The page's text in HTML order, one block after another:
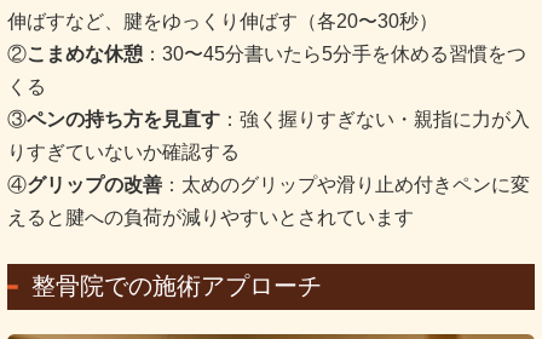
伸ばすなど、腱をゆっくり伸ばす（各20〜30秒）
②こまめな休憩 ：30〜45分書いたら5分手を休める習慣をつ
くる
③ペンの持ち方を見直す ：強く握りすぎない・親指に力が入
りすぎていないか確認する
④グリップの改善 ：太めのグリップや滑り止め付きペンに変
えると腱への負荷が減りやすいとされています
整骨院での施術アプローチ